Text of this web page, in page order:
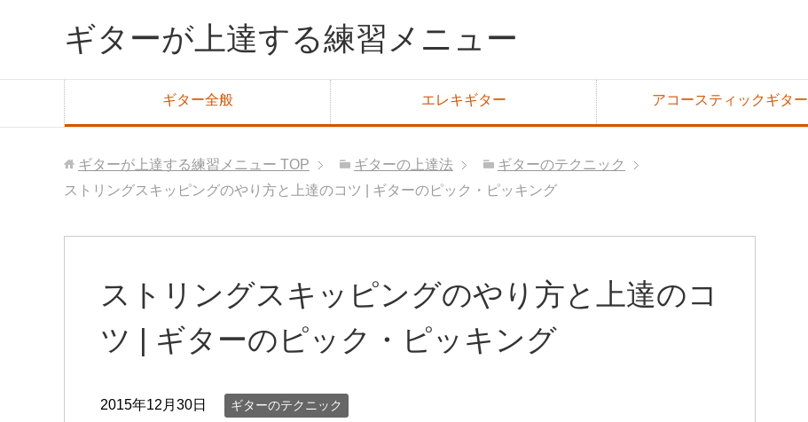
ギターが上達する練習メニュー
ギター全般 エレキギター アコースティックギター
ギターが上達する練習メニュー TOP ギターの上達法
ギターのテクニック
ストリングスキッピングのやり方と上達のコツ | ギターのピック・ピッキング
ストリングスキッピングのやり方と上達のコ
ツ | ギターのピック・ピッキング
2015年12月30日 ギターのテクニック